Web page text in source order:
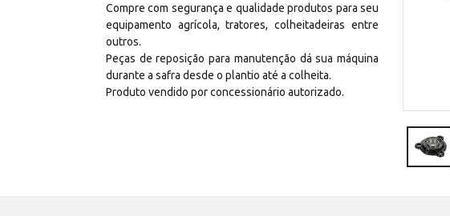
Compre com segurança e qualidade produtos para seu
equipamento agrícola, tratores, colheitadeiras entre
outros.
Peças de reposição para manutenção dá sua máquina
durante a safra desde o plantio até a colheita.
Produto vendido por concessionário autorizado.